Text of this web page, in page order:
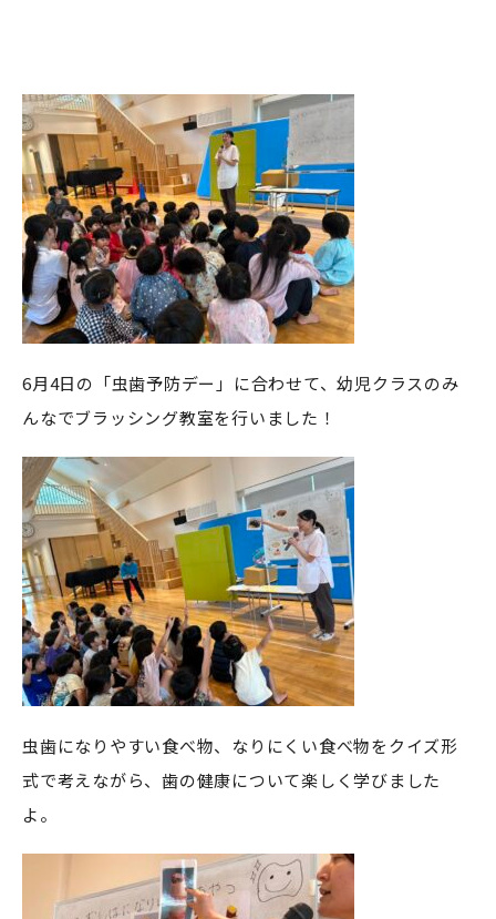
6月4日の「虫歯予防デー」に合わせて、幼児クラスのみ
んなでブラッシング教室を行いました！
虫歯になりやすい食べ物、なりにくい食べ物をクイズ形
式で考えながら、歯の健康について楽しく学びました
よ。